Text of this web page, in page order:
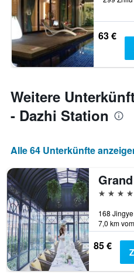
63 €
Weitere
- Dazhi Station
Alle 64 Unterkünfte
5 Sterne
7,0 km
85 €